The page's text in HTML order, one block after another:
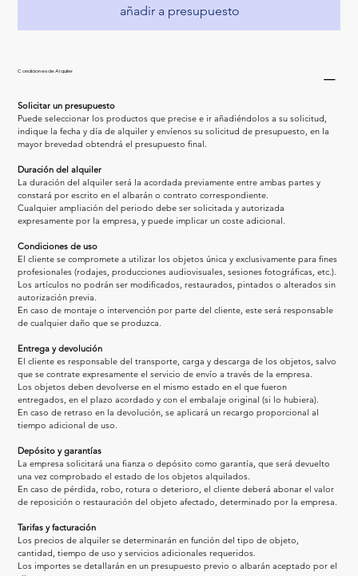
añadir a presupuesto
Condiciones de Alquiler
Solicitar un presupuesto
Puede seleccionar los productos que precise e ir añadiéndolos a su solicitud,
indique la fecha y día de alquiler y envíenos su solicitud de presupuesto, en la
mayor brevedad obtendrá el presupuesto final.
Duración del alquiler
La duración del alquiler será la acordada previamente entre ambas partes y
constará por escrito en el albarán o contrato correspondiente.
Cualquier ampliación del periodo debe ser solicitada y autorizada
expresamente por la empresa, y puede implicar un coste adicional.
Condiciones de uso
El cliente se compromete a utilizar los objetos única y exclusivamente para fines
profesionales (rodajes, producciones audiovisuales, sesiones fotográficas, etc.).
Los artículos no podrán ser modificados, restaurados, pintados o alterados sin
autorización previa.
En caso de montaje o intervención por parte del cliente, este será responsable
de cualquier daño que se produzca.
Entrega y devolución
El cliente es responsable del transporte, carga y descarga de los objetos, salvo
que se contrate expresamente el servicio de envío a través de la empresa.
Los objetos deben devolverse en el mismo estado en el que fueron
entregados, en el plazo acordado y con el embalaje original (si lo hubiera).
En caso de retraso en la devolución, se aplicará un recargo proporcional al
tiempo adicional de uso.
Depósito y garantías
La empresa solicitará una fianza o depósito como garantía, que será devuelto
una vez comprobado el estado de los objetos alquilados.
En caso de pérdida, robo, rotura o deterioro, el cliente deberá abonar el valor
de reposición o restauración del objeto afectado, determinado por la empresa.
Tarifas y facturación
Los precios de alquiler se determinarán en función del tipo de objeto,
cantidad, tiempo de uso y servicios adicionales requeridos.
Los importes se detallarán en un presupuesto previo o albarán aceptado por el